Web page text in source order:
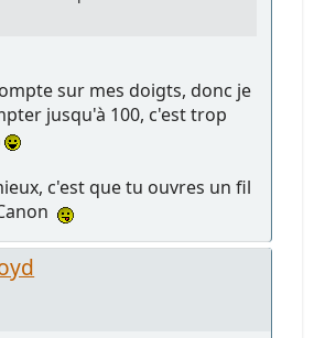
sur mes doigts, donc je
jusqu'à 100, c'est trop
c'est que tu ouvres un fil